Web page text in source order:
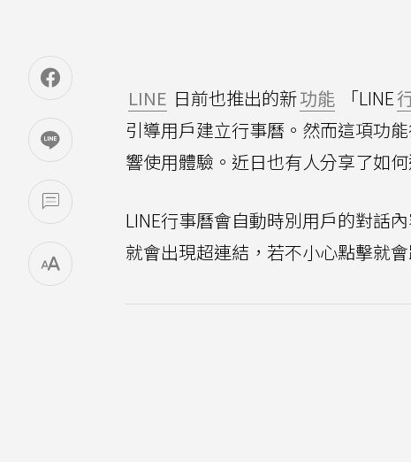
LINE 日前也推出的新功能 「LINE
引導用戶建立行事曆。然而這項功
響使用體驗。近日也有人分享了如
LINE行事曆會自動時別用戶的對話
就會出現超連結，若不小心點擊就